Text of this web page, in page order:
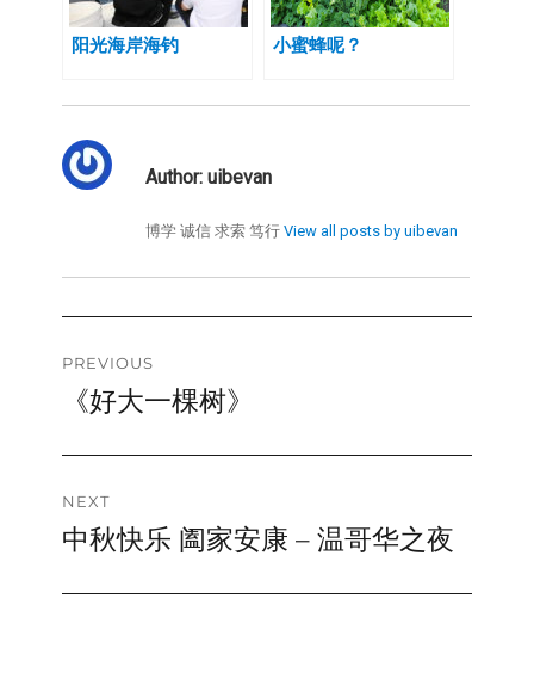
阳光海岸海钓 小蜜蜂呢？
Author:uibevan
博学 诚信 求索 笃行 View all posts by uibevan
Post
navigation
PREVIOUS
Previous
《好大一棵树》
NEXT
Next
中秋快乐 阖家安康 – 温哥华之夜